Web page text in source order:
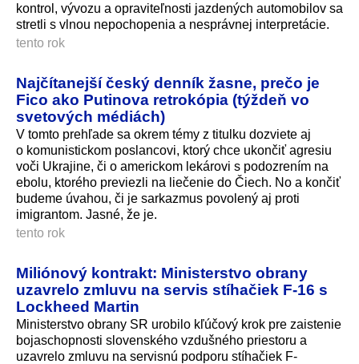
kontrol, vývozu a opraviteľnosti jazdených automobilov sa
stretli s vlnou nepochopenia a nesprávnej interpretácie.
tento rok
Najčítanejší český denník žasne, prečo je
Fico ako Putinova retrokópia (týždeň vo
svetových médiách)
V tomto prehľade sa okrem témy z titulku dozviete aj
o komunistickom poslancovi, ktorý chce ukončiť agresiu
voči Ukrajine, či o americkom lekárovi s podozrením na
ebolu, ktorého previezli na liečenie do Čiech. No a končiť
budeme úvahou, či je sarkazmus povolený aj proti
imigrantom. Jasné, že je.
tento rok
Miliónový kontrakt: Ministerstvo obrany
uzavrelo zmluvu na servis stíhačiek F-16 s
Lockheed Martin
Ministerstvo obrany SR urobilo kľúčový krok pre zaistenie
bojaschopnosti slovenského vzdušného priestoru a
uzavrelo zmluvu na servisnú podporu stíhačiek F-